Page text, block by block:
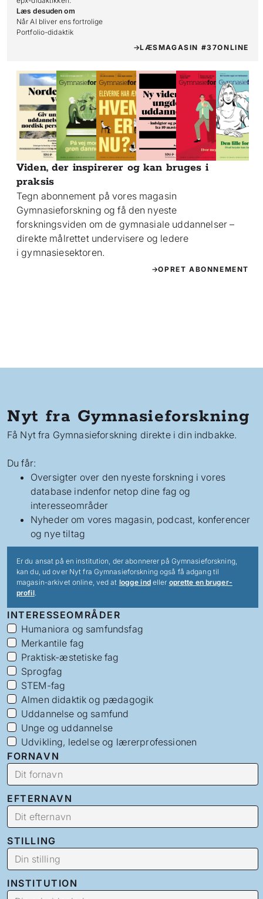
Læs desuden om
Når AI bliver ens fortrolige
Portfolio-didaktik
LÆSMAGASIN #37ONLINE
Viden, der inspirerer og kan bruges i
praksis
Tegn abonnement på vores magasin
Gymnasieforskning og få den nyeste
forskningsviden om de gymnasiale uddannelser –
direkte målrettet undervisere og ledere
i gymnasiesektoren.
OPRET ABONNEMENT
Nyt fra Gymnasieforskning
Få Nyt fra Gymnasieforskning direkte i din indbakke.
Du får:
Oversigter over den nyeste forskning i vores
database indenfor netop dine fag og
interesseområder
Nyheder om vores magasin, podcast, konferencer
og nye tiltag
Er du ansat på en institution, der abonnerer på Gymnasieforskning,
kan du, ud over Nyt fra Gymnasieforskning også få adgang til
magasin-arkivet online, ved at logge indeller oprette en bruger-
profil.
INTERESSEOMRÅDER
Humaniora og samfundsfag
Merkantile fag
Praktisk-æstetiske fag
Sprogfag
STEM-fag
Almen didaktik og pædagogik
Uddannelse og samfund
Unge og uddannelse
Udvikling, ledelse og lærerprofessionen
FORNAVN
EFTERNAVN
STILLING
INSTITUTION